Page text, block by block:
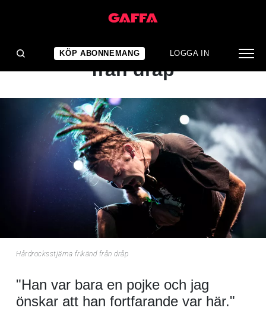
KÖP ABONNEMANG LOGGA IN
NYHET
Hårdrocksstjärna frikänd
från dråp
Hårdrocksstjärna frikänd från dråp
"Han var bara en pojke och jag
önskar att han fortfarande var här."